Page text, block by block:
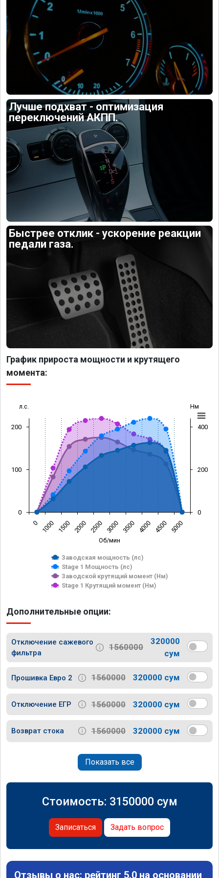
Лучше подхват - оптимизация
переключений АКПП.
Быстрее отклик - ускорение реакции
педали газа.
График прироста мощности и крутящего
момента:
Об/мин
л.с. Нм
Заводская мощность (лс)
Stage 1 Мощность (лс)
Заводской крутящий момент (Нм)
Stage 1 Крутящий момент (Нм)
0 1000 1500 2000 2500 3000 3500 4000 4500 5000
0
100
200
0
200
400
Дополнительные опции:
Отключение сажевого
фильтра
1560000
320000
сум
Прошивка Евро 2 1560000 320000 сум
Отключение ЕГР 1560000 320000 сум
Возврат стока 1560000 320000 сум
Показать все
Стоимость: 3150000 сум
Записаться Задать вопрос
Отзывы о нас: рейтинг 5.0 на основании